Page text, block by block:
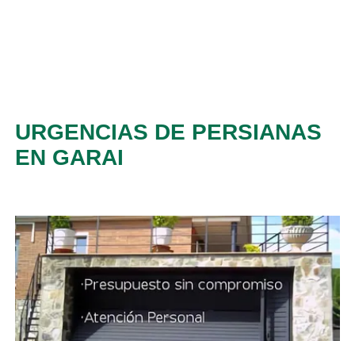
URGENCIAS DE PERSIANAS
EN GARAI